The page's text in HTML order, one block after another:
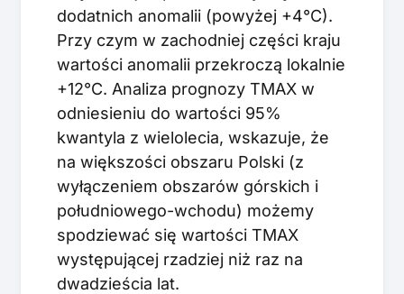
dodatnich anomalii (powyżej +4°C).
Przy czym w zachodniej części kraju
wartości anomalii przekroczą lokalnie
+12°C. Analiza prognozy TMAX w
odniesieniu do wartości 95%
kwantyla z wielolecia, wskazuje, że
na większości obszaru Polski (z
wyłączeniem obszarów górskich i
południowego-wchodu) możemy
spodziewać się wartości TMAX
występującej rzadziej niż raz na
dwadzieścia lat.